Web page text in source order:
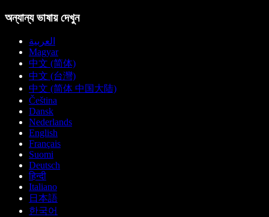
অন্যান্য ভাষায় দেখুন
العربية
Magyar
中文 (简体)
中文 (台灣)
中文 (简体 中国大陆)
Čeština
Dansk
Nederlands
English
Français
Suomi
Deutsch
हिन्दी
Italiano
日本語
한국어